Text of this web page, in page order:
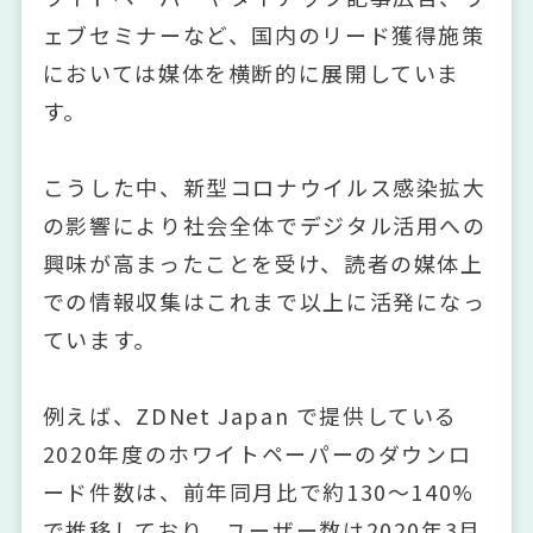
ェブセミナーなど、国内のリード獲得施策
においては媒体を横断的に展開していま
す。
こうした中、新型コロナウイルス感染拡大
の影響により社会全体でデジタル活用への
興味が高まったことを受け、読者の媒体上
での情報収集はこれまで以上に活発になっ
ています。
例えば、ZDNet Japan で提供している
2020年度のホワイトペーパーのダウンロ
ード件数は、前年同月比で約130〜140%